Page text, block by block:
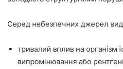
Серед небезпечних джерел
тривалий вплив на організм
випромінювання або